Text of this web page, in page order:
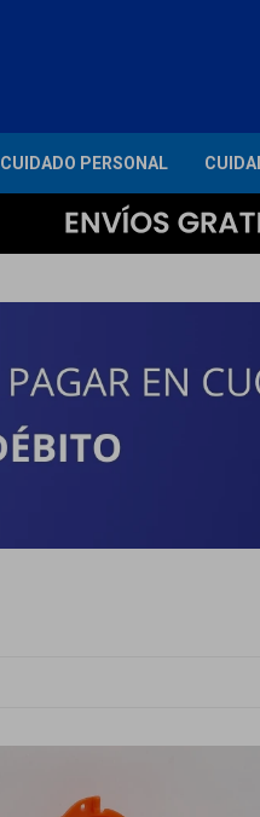
CUIDADO PERSONAL